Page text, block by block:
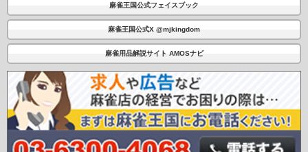
麻雀王国公式フェイスブック
麻雀王国公式X @mjkingdom
麻雀用品解説サイト AMOSナビ